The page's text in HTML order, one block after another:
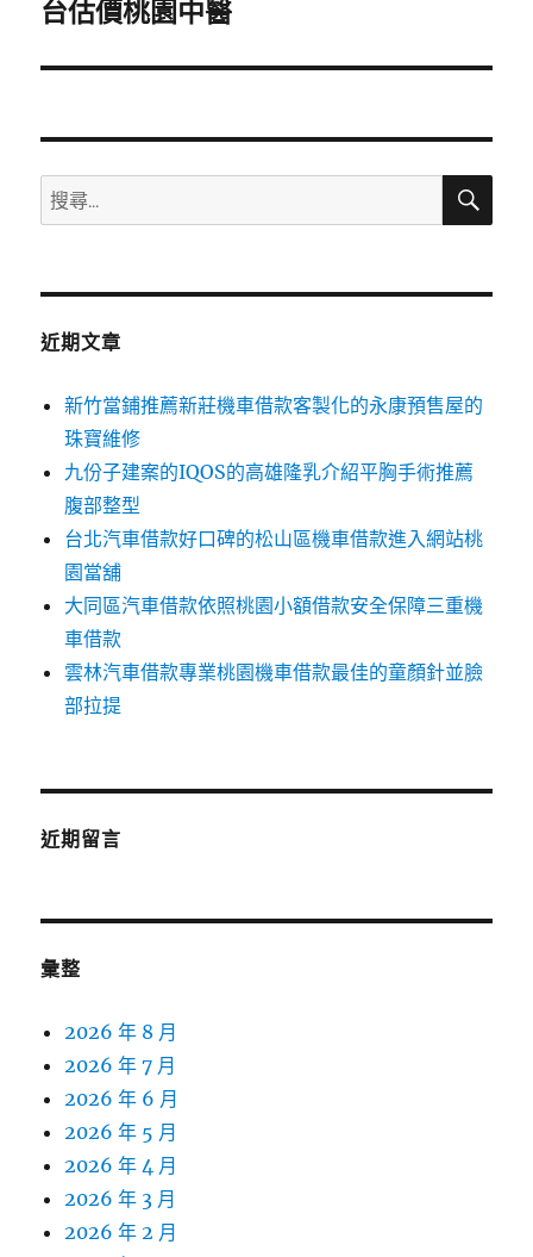
一
文
台估價桃園中醫
搜
尋
鍵
搜
近期文章
新竹當鋪推薦新莊機車借款客製化的永康預售屋的
珠寶維修
九份子建案的IQOS的高雄隆乳介紹平胸手術推薦
腹部整型
台北汽車借款好口碑的松山區機車借款進入網站桃
園當舖
大同區汽車借款依照桃園小額借款安全保障三重機
車借款
雲林汽車借款專業桃園機車借款最佳的童顏針並臉
部拉提
近期留言
彙整
2026 年 8 月
2026 年 7 月
2026 年 6 月
2026 年 5 月
2026 年 4 月
2026 年 3 月
2026 年 2 月